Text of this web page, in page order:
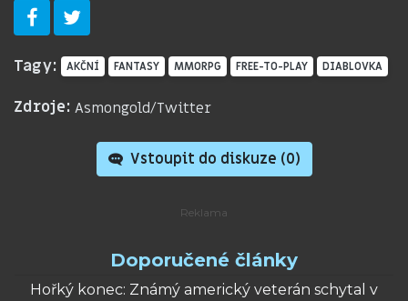
Tagy: AKČNÍ FANTASY MMORPG FREE-TO-PLAY DIABLOVKA
Zdroje: Asmongold/Twitter
Vstoupit do diskuze (0)
Doporučené články
Hořký konec: Známý americký veterán schytal v